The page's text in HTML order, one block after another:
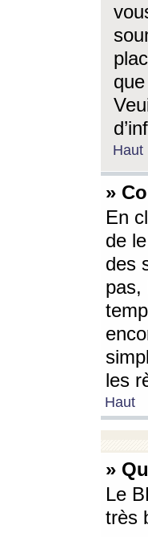
Haut
»
En
de
des
pas,
les
Haut
»
Le
très